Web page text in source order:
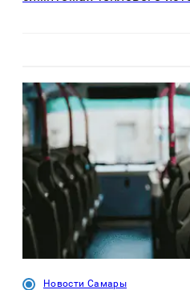
Новости Самары